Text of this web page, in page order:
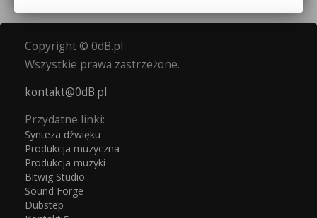
Copyright © 0dB.pl
Wszystkie prawa zastrzeżone.
kontakt@0dB.pl
Przydatne linki:
Synteza dźwięku
Produkcja muzyczna
Produkcja muzyki
Bitwig Studio
Sound Forge
Dubstep